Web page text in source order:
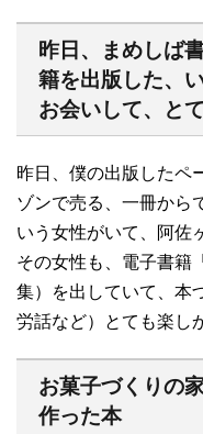
昨日、まめしば
籍を出版した、
お会いして、と
昨日、僕の出版したペ
ゾンで売る、一冊から
いう女性がいて、阿佐
その女性も、電子書
集）を出していて、本
労話など）とても楽し
お菓子づくりの
作った本